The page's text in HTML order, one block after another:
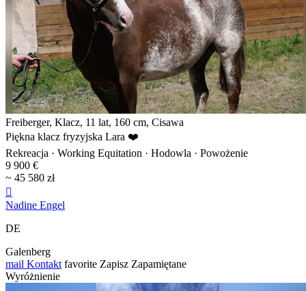
Freiberger, Klacz, 11 lat, 160 cm, Cisawa
Piękna klacz fryzyjska Lara ❤️
Rekreacja · Working Equitation · Hodowla · Powożenie
9 900 €
~ 45 580 zł

Nadine Engel
DE
Galenberg
mail Kontakt favorite Zapisz Zapamiętane
Wyróżnienie